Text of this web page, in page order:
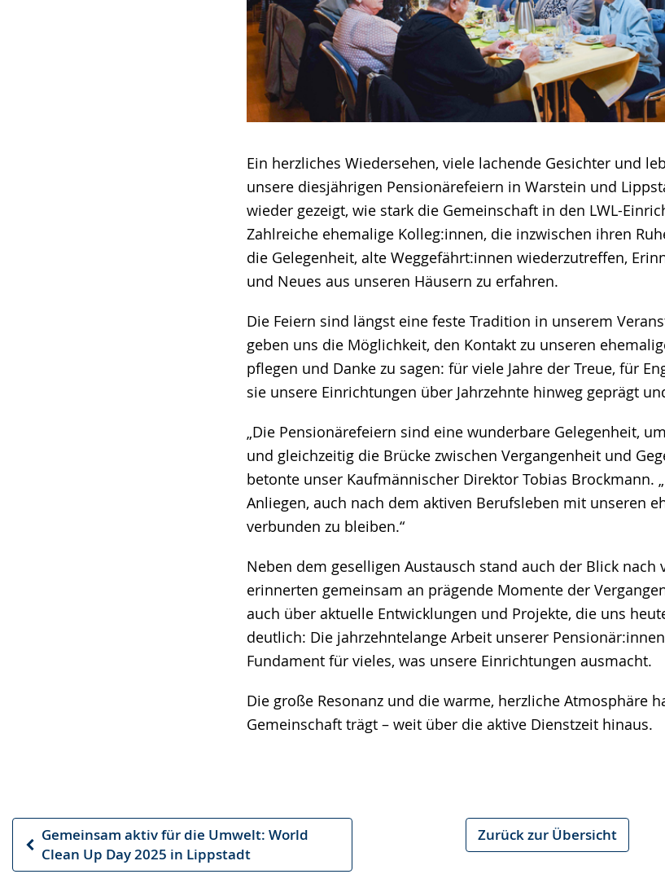
Ein herzliches Wiedersehen, viele lachende Gesichter und
unsere diesjährigen Pensionärefeiern in Warstein und
wieder gezeigt, wie stark die Gemeinschaft in den LWL-
Zahlreiche ehemalige Kolleg:innen, die inzwischen ihren
die Gelegenheit, alte Weggefährt:innen wiederzutreffen,
und Neues aus unseren Häusern zu erfahren.
Die Feiern sind längst eine feste Tradition in unserem
geben uns die Möglichkeit, den Kontakt zu unseren
pflegen und Danke zu sagen: für viele Jahre der Treue, für
sie unsere Einrichtungen über Jahrzehnte hinweg geprägt
„Die Pensionärefeiern sind eine wunderbare Gelegenheit,
und gleichzeitig die Brücke zwischen Vergangenheit und
betonte unser Kaufmännischer Direktor Tobias Brockmann.
Anliegen, auch nach dem aktiven Berufsleben mit unseren
verbunden zu bleiben.“
Neben dem geselligen Austausch stand auch der Blick
erinnerten gemeinsam an prägende Momente der
auch über aktuelle Entwicklungen und Projekte, die uns
deutlich: Die jahrzehntelange Arbeit unserer
Fundament für vieles, was unsere Einrichtungen ausmacht.
Die große Resonanz und die warme, herzliche Atmosphäre
Gemeinschaft trägt – weit über die aktive Dienstzeit hinaus.
Vorheriger
Artikel
Gemeinsam aktiv für die Umwelt: World
Clean Up Day 2025 in Lippstadt
Zurück zur Übersicht